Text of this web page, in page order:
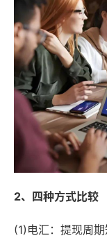
2、四种方式比较
(1)电汇：提现周